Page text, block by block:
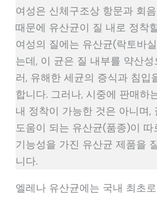
여성은 신체구조상 항문과 회
때문에 유산균이 질 내로 정착
여성의 질에는 유산균(락토바
는데, 이 균은 질 내부를 약산
러, 유해한 세균의 증식과 침입
합니다. 그러나, 시중에 판매하
내 정착이 가능한 것은 아니며,
도움이 되는 유산균(품종)이
기능성을 가진 유산균 제품을
니다.
엘레나 유산균에는 국내 최초